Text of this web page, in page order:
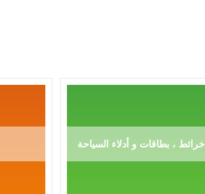
خرائط ، بطاقات و أدلاء السياحة